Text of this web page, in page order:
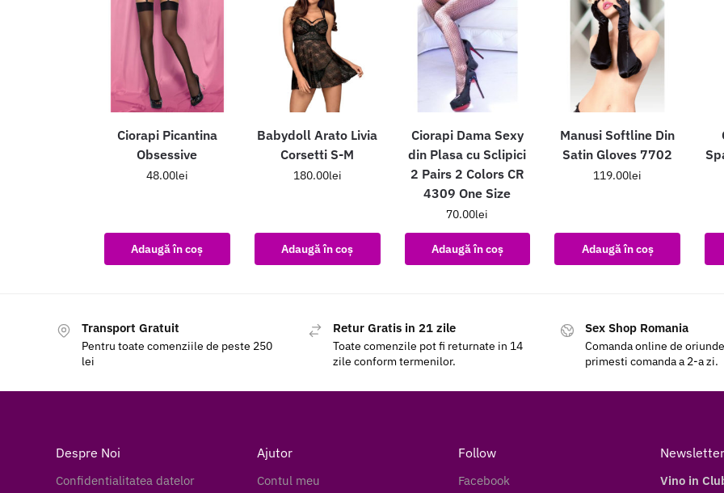
Ciorapi Picantina
Obsessive
48.00lei
Adaugă în coș
Babydoll Arato Livia
Corsetti S-M
180.00lei
Adaugă în coș
Ciorapi Dama Sexy
din Plasa cu Sclipici
2 Pairs 2 Colors CR
4309 One Size
70.00lei
Adaugă în coș
Manusi Softline Din
Satin Gloves 7702
119.00lei
Adaugă în coș
Transport Gratuit
Pentru toate comenziile de peste 250
lei
Retur Gratis in 21 zile
Toate comenzile pot fi returnate in 14
zile conform termenilor.
Sex Shop Romania
Comanda online de
primesti comanda a 2-a zi.
Despre Noi
Confidentialitatea datelor
Ajutor
Contul meu
Follow
Facebook
Newsletter
Vino in